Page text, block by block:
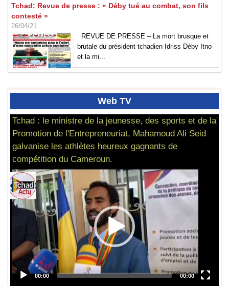
Tchad: Revue de presse : « Déby tué au combat, son fils
contesté »
26/04/21
REVUE DE PRESSE – La mort brusque et
brutale du président tchadien Idriss Déby Itno
et la mi...
Web TV
Tchad : le ministre de la jeunesse, des sports et de la
Promotion de l'Entrepreneuriat, Mahamoud Ali Seid
galvanise les athlètes heureux gagnants de
compétition du Cameroun.